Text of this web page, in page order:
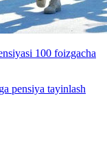
100 foizgacha
pensiya tayinlash